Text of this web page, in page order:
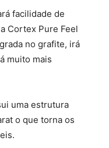
facilidade de
Cortex Pure Feel
no grafite, irá
muito mais
uma estrutura
o que torna os